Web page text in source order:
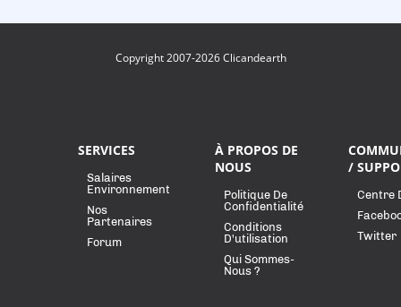
Copyright 2007-2026 Clicandearth
SERVICES
Salaires
Environnement
Nos
Partenaires
Forum
À PROPOS DE
NOUS
Politique De
Confidentialité
Conditions
D'utilisation
Qui Sommes-
Nous ?
/
Centre
Twitter